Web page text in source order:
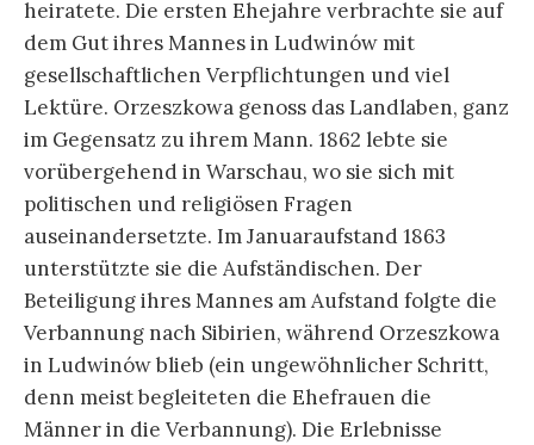
heiratete. Die ersten Ehejahre verbrachte sie auf
dem Gut ihres Mannes in Ludwinów mit
gesellschaftlichen Verpflichtungen und viel
Lektüre. Orzeszkowa genoss das Landlaben, ganz
im Gegensatz zu ihrem Mann. 1862 lebte sie
vorübergehend in Warschau, wo sie sich mit
politischen und religiösen Fragen
auseinandersetzte. Im Januaraufstand 1863
unterstützte sie die Aufständischen. Der
Beteiligung ihres Mannes am Aufstand folgte die
Verbannung nach Sibirien, während Orzeszkowa
in Ludwinów blieb (ein ungewöhnlicher Schritt,
denn meist begleiteten die Ehefrauen die
Männer in die Verbannung). Die Erlebnisse